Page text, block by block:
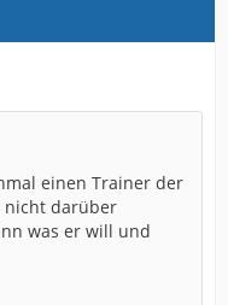
einen Trainer der
nicht darüber
was er will und